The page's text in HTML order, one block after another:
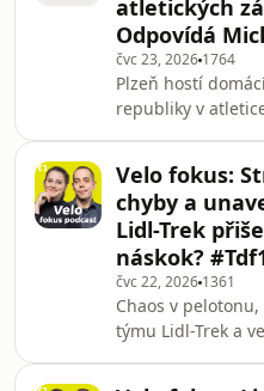
rozebírá také
bodovací i
se nečekaných
UAE. Množící se
jezdců totiž
hor
atletických
Odpovídá
čvc 23, 2026 1764
Plzeň hostí
republiky v
dorostenecká
může následovat
Manuel? A co
určuje televizím,
Hostem Fokus
a šéfredaktor ČT
Moderuje Ondřej
Velo fokus:
chyby a
Lidl-Trek
náskok?
čvc 22, 2026 1361
Chaos v
týmu Lidl-Trek a